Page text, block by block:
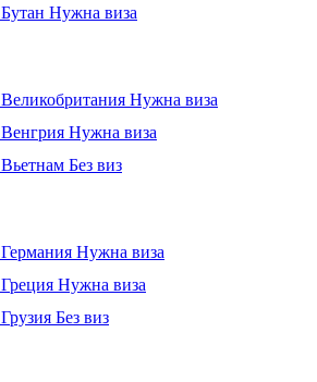
Бутан Нужна виза
Великобритания Нужна виза
Венгрия Нужна виза
Вьетнам Без виз
Германия Нужна виза
Греция Нужна виза
Грузия Без виз